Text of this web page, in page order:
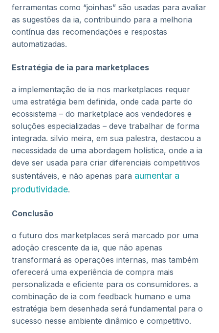
ferramentas como “joinhas” são usadas para avaliar
as sugestões da ia, contribuindo para a melhoria
contínua das recomendações e respostas
automatizadas​.
Estratégia de ia para marketplaces
a implementação de ia nos marketplaces requer
uma estratégia bem definida, onde cada parte do
ecossistema – do marketplace aos vendedores e
soluções especializadas – deve trabalhar de forma
integrada. silvio meira, em sua palestra, destacou a
necessidade de uma abordagem holística, onde a ia
deve ser usada para criar diferenciais competitivos
sustentáveis, e não apenas para aumentar a
produtividade​.
Conclusão
o futuro dos marketplaces será marcado por uma
adoção crescente da ia, que não apenas
transformará as operações internas, mas também
oferecerá uma experiência de compra mais
personalizada e eficiente para os consumidores. a
combinação de ia com feedback humano e uma
estratégia bem desenhada será fundamental para o
sucesso nesse ambiente dinâmico e competitivo.